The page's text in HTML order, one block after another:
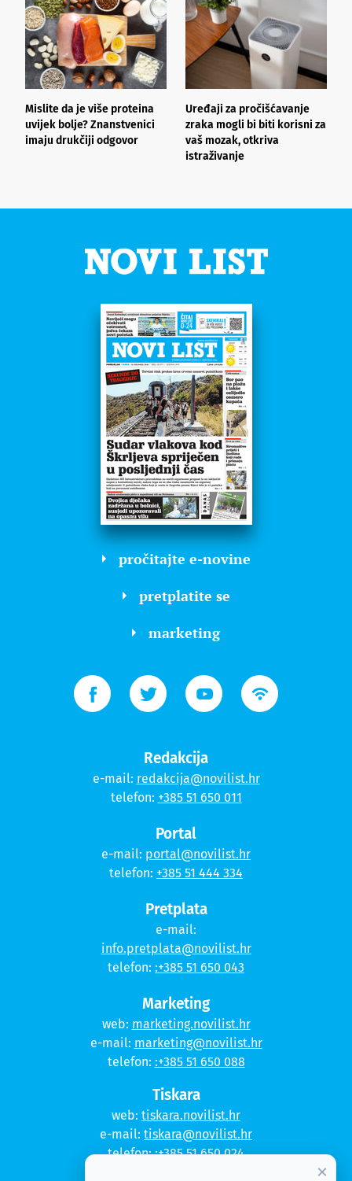
Mislite da je više proteina
uvijek bolje? Znanstvenici
imaju drukčiji odgovor
Uređaji za pročišćavanje
zraka mogli bi biti korisni za
vaš mozak, otkriva
istraživanje
pročitajte e-novine
pretplatite se
marketing
Redakcija
e-mail: redakcija@novilist.hr
telefon: +385 51 650 011
Portal
e-mail: portal@novilist.hr
telefon: +385 51 444 334
Pretplata
e-mail:
info.pretplata@novilist.hr
telefon: :+385 51 650 043
Marketing
web: marketing.novilist.hr
e-mail: marketing@novilist.hr
telefon: :+385 51 650 088
Tiskara
web: tiskara.novilist.hr
e-mail: tiskara@novilist.hr
telefon::+385 51 650 024
×